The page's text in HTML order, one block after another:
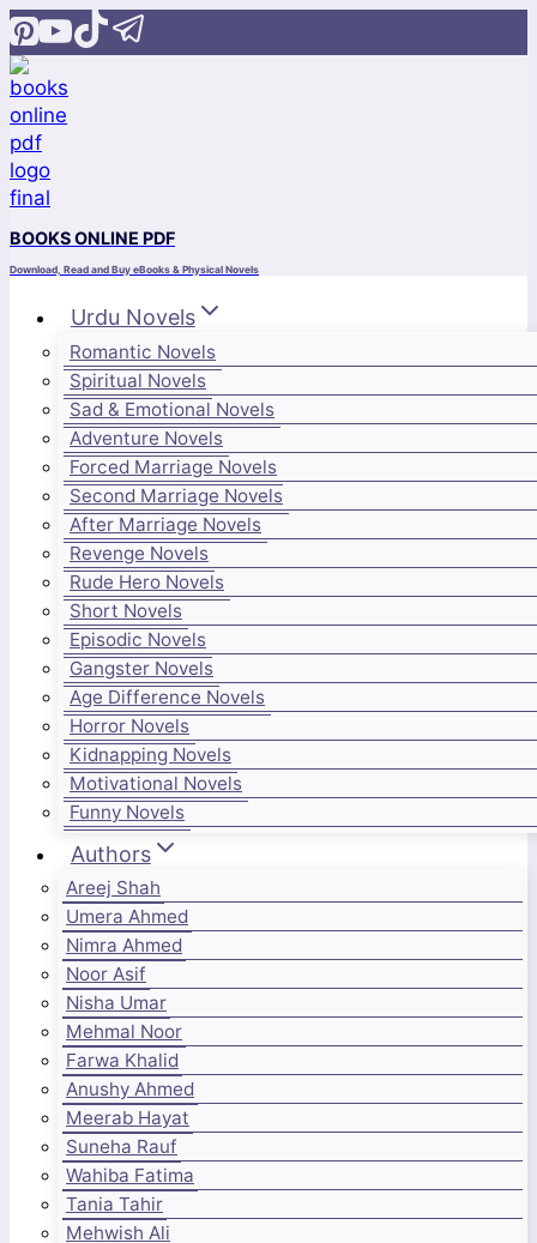
Skip
to
content
BOOKS ONLINE PDF
Download, Read and Buy eBooks & Physical Novels
Urdu Novels
Romantic Novels
Spiritual Novels
Sad & Emotional Novels
Adventure Novels
Forced Marriage Novels
Second Marriage Novels
After Marriage Novels
Revenge Novels
Rude Hero Novels
Short Novels
Episodic Novels
Gangster Novels
Age Difference Novels
Horror Novels
Kidnapping Novels
Motivational Novels
Funny Novels
Authors
Areej Shah
Umera Ahmed
Nimra Ahmed
Noor Asif
Nisha Umar
Mehmal Noor
Farwa Khalid
Anushy Ahmed
Meerab Hayat
Suneha Rauf
Wahiba Fatima
Tania Tahir
Mehwish Ali